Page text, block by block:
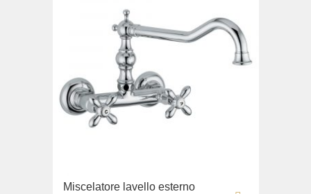
Miscelatore lavello esterno